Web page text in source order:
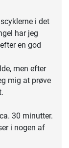
i det
har jeg
en god
men efter
mig at prøve
30 minutter.
i nogen af